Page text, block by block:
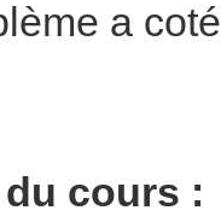
a
cours :